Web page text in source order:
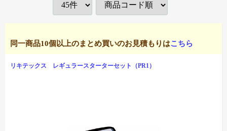
同一商品10個以上のまとめ買いのお見積もりはこちら
リキテックス レギュラースターターセット（PR1）